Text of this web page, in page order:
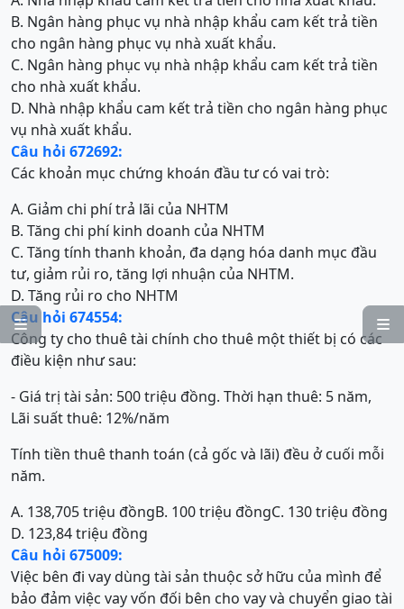


B. Ngân hàng phục vụ nhà nhập khẩu cam kết trả tiền
cho ngân hàng phục vụ nhà xuất khẩu.
C. Ngân hàng phục vụ nhà nhập khẩu cam kết trả tiền
cho nhà xuất khẩu.
D. Nhà nhập khẩu cam kết trả tiền cho ngân hàng phục
vụ nhà xuất khẩu.
Câu hỏi 672692:
Các khoản mục chứng khoán đầu tư có vai trò:
A. Giảm chi phí trả lãi của NHTM
B. Tăng chi phí kinh doanh của NHTM
C. Tăng tính thanh khoản, đa dạng hóa danh mục đầu
tư, giảm rủi ro, tăng lợi nhuận của NHTM.
D. Tăng rủi ro cho NHTM
Câu hỏi 674554:
Công ty cho thuê tài chính cho thuê một thiết bị có các
điều kiện như sau:
- Giá trị tài sản: 500 triệu đồng. Thời hạn thuê: 5 năm,
Lãi suất thuê: 12%/năm
Tính tiền thuê thanh toán (cả gốc và lãi) đều ở cuối mỗi
năm.
A. 138,705 triệu đồngB. 100 triệu đồngC. 130 triệu đồng
D. 123,84 triệu đồng
Câu hỏi 675009:
Việc bên đi vay dùng tài sản thuộc sở hữu của mình để
bảo đảm việc vay vốn đối bên cho vay và chuyển giao tài